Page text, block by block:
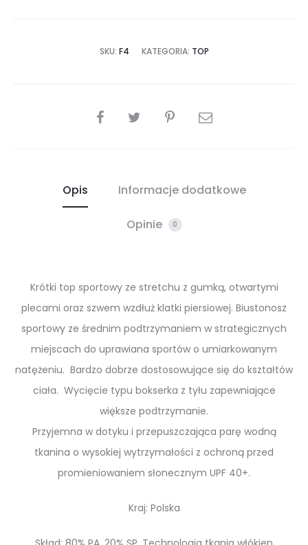
SKU: F4 KATEGORIA: TOP
SHARE
Opis Informacje dodatkowe
Opinie 0
Krótki top sportowy ze stretchu z gumką, otwartymi
plecami oraz szwem wzdłuż klatki piersiowej. Biustonosz
sportowy ze średnim podtrzymaniem w strategicznych
miejscach do uprawiana sportów o umiarkowanym
natężeniu. Bardzo dobrze dostosowujące się do kształtów
ciała. Wycięcie typu bokserka z tyłu zapewniające
większe podtrzymanie.
Przyjemna w dotyku i przepuszczająca parę wodną
tkanina o wysokiej wytrzymałości z ochroną przed
promieniowaniem słonecznym UPF 40+.
Kraj: Polska